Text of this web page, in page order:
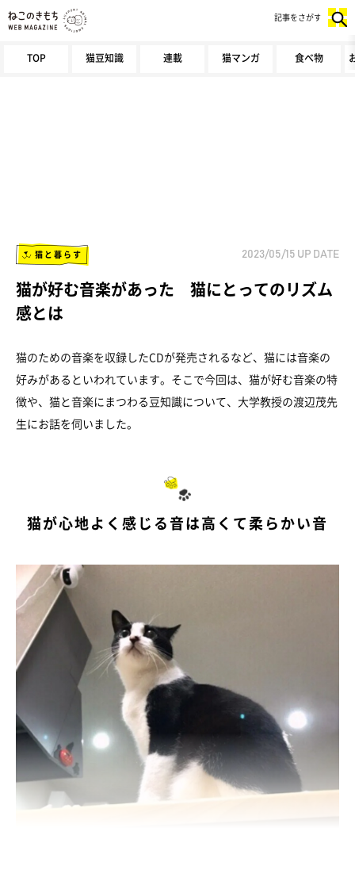
TOP 猫豆知識 連載 猫マンガ 食べ物
記事をさがす
猫と暮らす 2023/05/15 UP DATE
猫が好む音楽があった 猫にとってのリズム
感とは
猫のための音楽を収録したCDが発売されるなど、猫には音楽の
好みがあるといわれています。そこで今回は、猫が好む音楽の特
徴や、猫と音楽にまつわる豆知識について、大学教授の渡辺茂先
生にお話を伺いました。
猫が心地よく感じる音は高くて柔らかい音